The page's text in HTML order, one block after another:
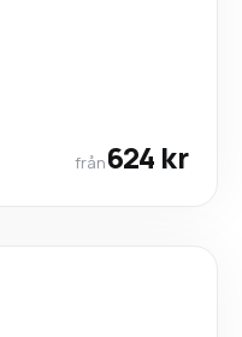
från624 kr